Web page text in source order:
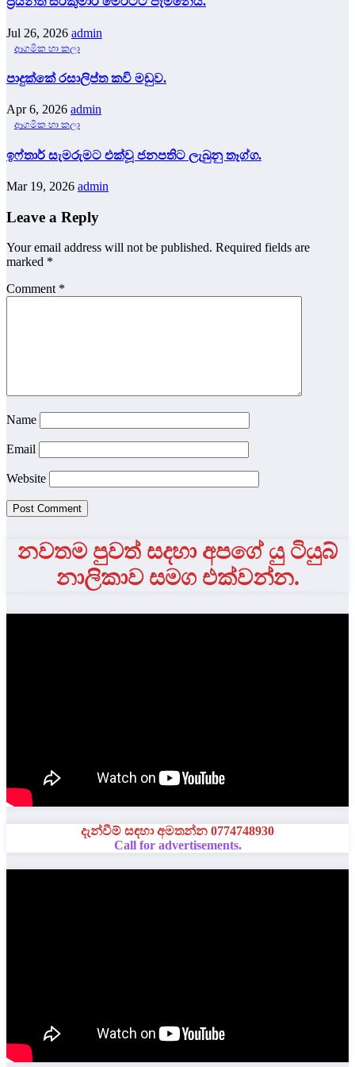
Jul 26, 2026 admin
ආගමික හා කලා
පාදුක්කේ රසාලිප්ත කවි මඩුව.
Apr 6, 2026 admin
ආගමික හා කලා
ඉෆ්තාර් සැමරුමට එක්වූ ජනපතිට ලැබුනු තෑග්ග.
Mar 19, 2026 admin
Leave a Reply
Your email address will not be published. Required fields are
marked *
Comment *
Name
Email
Website
නවතම පුවත් සදහා අපගේ යු ටියුබ්
නාලිකාව සමග එක්වන්න.
දැන්වීම් සඳහා අමතන්න 0774748930
Call for advertisements.